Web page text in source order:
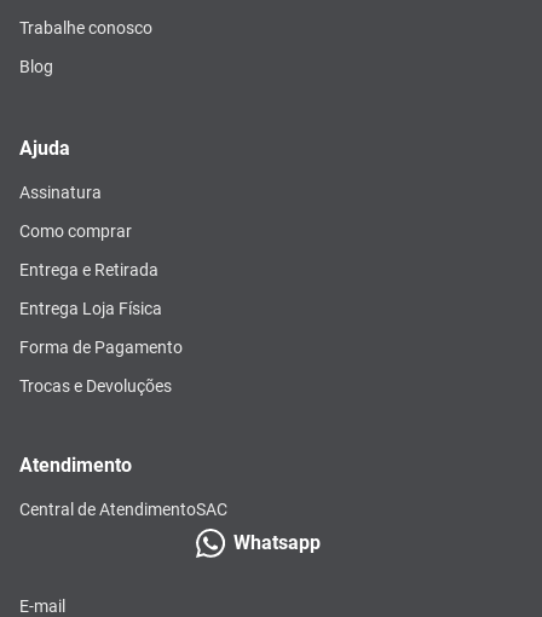
Trabalhe conosco
Blog
Ajuda
Assinatura
Como comprar
Entrega e Retirada
Entrega Loja Física
Forma de Pagamento
Trocas e Devoluções
Atendimento
Central de AtendimentoSAC
Whatsapp
E-mail